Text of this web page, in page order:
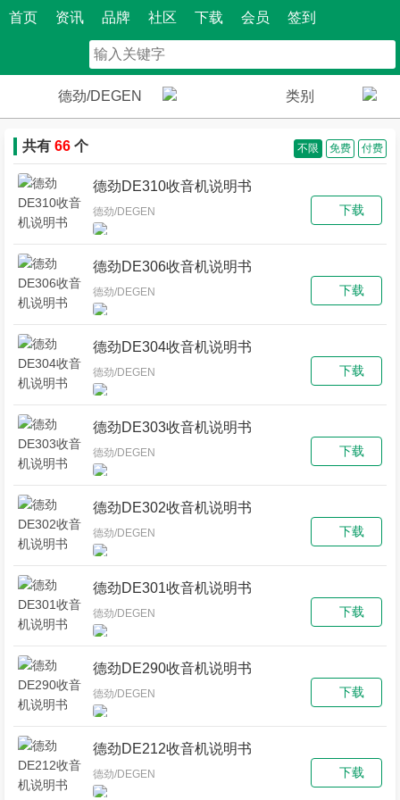
首页 资讯 品牌 社区 下载 会员 签到
德劲/DEGEN 类别
共有 66 个 不限 免费 付费
德劲DE310收音机说明书
德劲/DEGEN 下载
德劲DE306收音机说明书
德劲/DEGEN 下载
德劲DE304收音机说明书
德劲/DEGEN 下载
德劲DE303收音机说明书
德劲/DEGEN 下载
德劲DE302收音机说明书
德劲/DEGEN 下载
德劲DE301收音机说明书
德劲/DEGEN 下载
德劲DE290收音机说明书
德劲/DEGEN 下载
德劲DE212收音机说明书
德劲/DEGEN 下载